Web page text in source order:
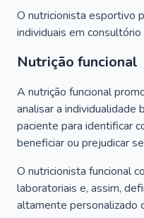
O nutricionista esportivo
individuais em
Nutrição funcional
A nutrição funcional
analisar a individualidade
paciente para identificar
beneficiar ou prejudicar
O nutricionista funcional
laboratoriais e, assim,
altamente personalizado